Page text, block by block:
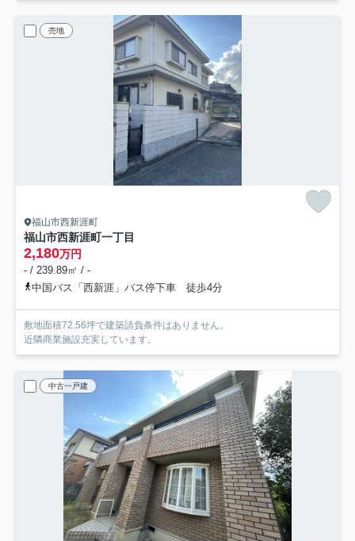
売地
福山市西新涯町
福山市西新涯町一丁目
2,180万円
- / 239.89㎡ / -
中国バス「西新涯」バス停下車 徒歩4分
敷地面積72.56坪で建築請負条件はありません。
近隣商業施設充実しています。
中古一戸建